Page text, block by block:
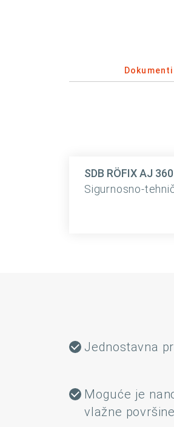
Dokumenti
SDB RÖFIX AJ
Sigurnosno-
Jednostavna
Moguće je
vlažne površine